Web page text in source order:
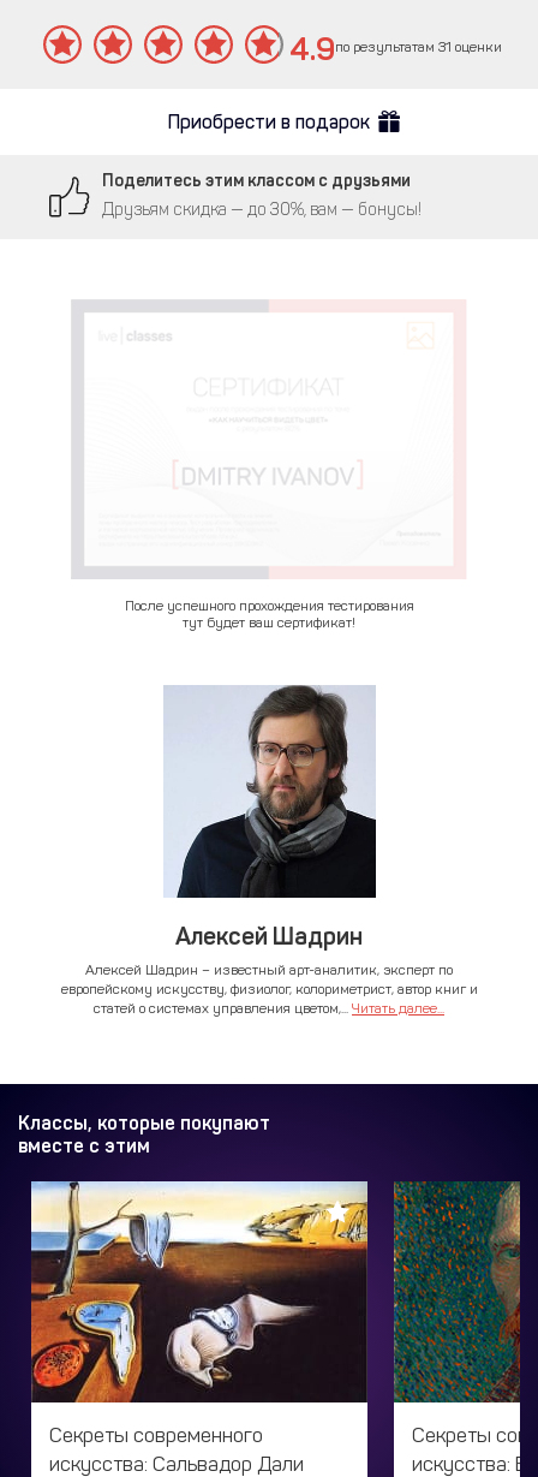
4.9по результатам 31 оценки
Приобрести в подарок
Поделитесь этим классом с друзьями
Друзьям скидка — до 30%, вам — бонусы!
После успешного прохождения тестирования
тут будет ваш сертификат!
Алексей Шадрин
Алексей Шадрин – известный арт-аналитик, эксперт по
европейскому искусству, физиолог, колориметрист, автор книг и
статей о системах управления цветом,... Читать далее...
Классы, которые покупают
вместе с этим
Секреты современного
искусства: Сальвадор Дали
Секреты
искусства: